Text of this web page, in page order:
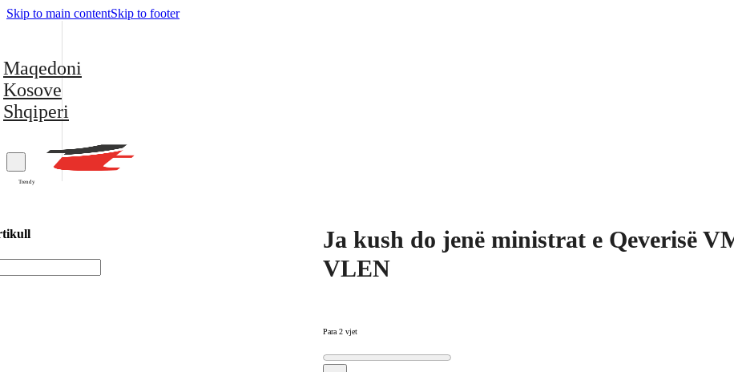
Skip to main contentSkip to footer
Maqedoni
Kosove
Shqiperi
Trendy
Ja kush do jenë ministrat e Qeverisë
VLEN
Para 2 vjet